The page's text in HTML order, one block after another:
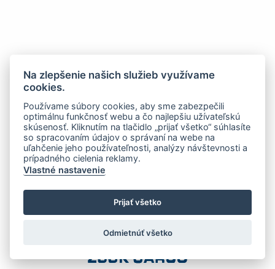
Na zlepšenie našich služieb využívame
cookies.
Používame súbory cookies, aby sme zabezpečili
optimálnu funkčnosť webu a čo najlepšiu užívateľskú
skúsenosť. Kliknutím na tlačidlo „prijať všetko“ súhlasíte
so spracovaním údajov o správaní na webe na
uľahčenie jeho používateľnosti, analýzy návštevnosti a
prípadného cielenia reklamy.
Vlastné nastavenie
Prijať všetko
Odmietnúť všetko